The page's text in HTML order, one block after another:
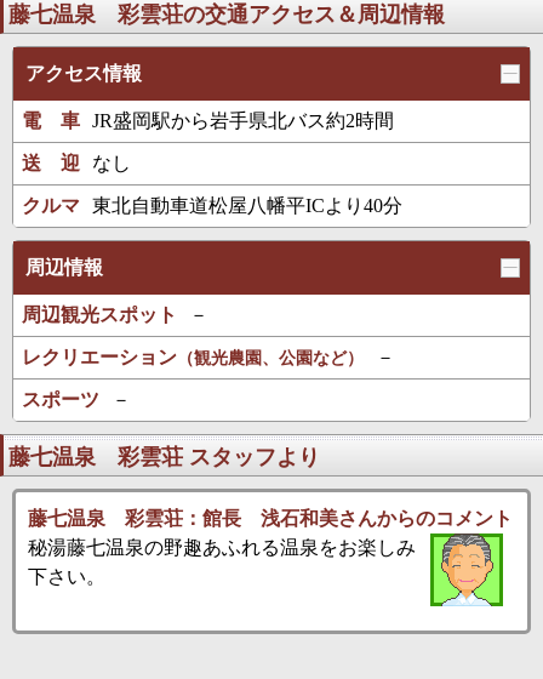
藤七温泉 彩雲荘の交通アクセス＆周辺情報
アクセス情報
電 車 JR盛岡駅から岩手県北バス約2時間
送 迎 なし
クルマ 東北自動車道松屋八幡平ICより40分
周辺情報
周辺観光スポット －
レクリエーション （観光農園、公園など） －
スポーツ －
藤七温泉 彩雲荘 スタッフより
藤七温泉 彩雲荘：館長 浅石和美さんからのコメント
秘湯藤七温泉の野趣あふれる温泉をお楽しみ
下さい。